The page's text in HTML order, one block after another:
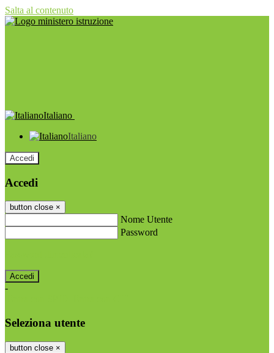
Salta al contenuto
Italiano
Italiano
Accedi
Accedi
button close ×
Nome Utente
Password
-
Seleziona utente
button close ×